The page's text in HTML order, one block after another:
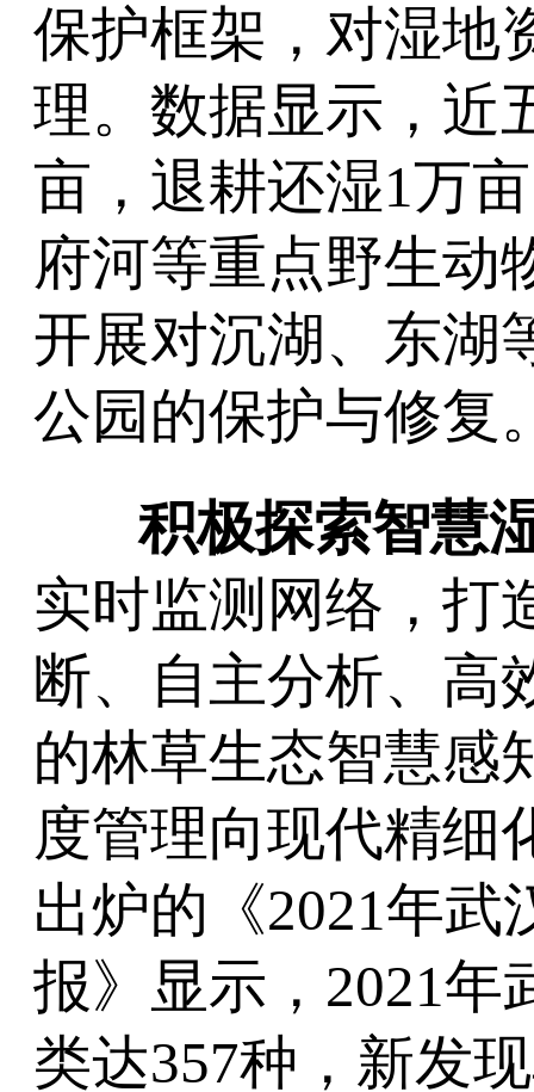
保护框架，对湿地
理。数据显示，近
亩，退耕还湿1万
府河等重点野生动
开展对沉湖、东湖
公园的保护与修复
积极探索智慧
实时监测网络，打
断、自主分析、高
的林草生态智慧感
度管理向现代精细
出炉的《2021年
报》显示，2021年
类达357种，新发